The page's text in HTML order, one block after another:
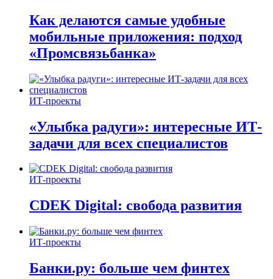
Как делаются самые удобные
мобильные приложения: подход
«Промсвязьбанка»
ИТ-проекты
«Улыбка радуги»: интересные ИТ-
задачи для всех специалистов
ИТ-проекты
CDEK Digital: свобода развития
ИТ-проекты
Банки.ру: больше чем финтех